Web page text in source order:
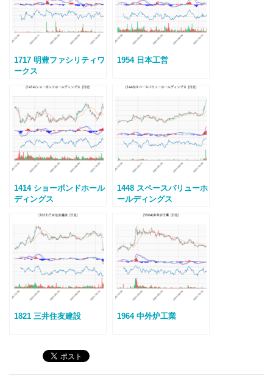
1717 明豊ファシリティワ
ークス
1954 日本工営
1414 ショーボンドホール
ディングス
1448 スペースバリューホ
ールディングス
1821 三井住友建設 1964 中外炉工業